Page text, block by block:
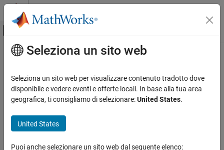
Vai al contenuto
Attiva/disattiva menu di navigazione
Pagina iniziale della documentazione
Embedded Coder
ON THIS PAGE
Contenuto principale
addNewEthernetInterface
Class:matlabshared.targetsdk.Hardware
Namespace:matlabshared.targetsdk
Add new Ethernet interface to hardware
Seleziona un sito web
Seleziona un sito web per visualizzare contenuto tradotto dove
disponibile e vedere eventi e offerte locali. In base alla tua area
geografica, ti consigliamo di selezionare:United States.
United States
Puoi anche selezionare un sito web dal seguente elenco: